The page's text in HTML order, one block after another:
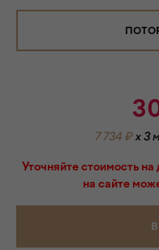
7 734 ₽ x 3
Уточняйте стоимость
на сайте